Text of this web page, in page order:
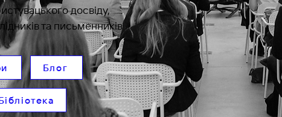
досвіду,
та письменників
Блог